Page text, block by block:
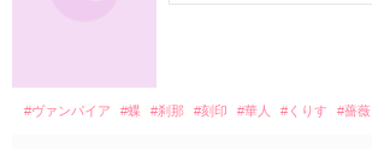
#ヴァンパイア #蝶 #刹那 #刻印 #華人 #くりす #薔薇